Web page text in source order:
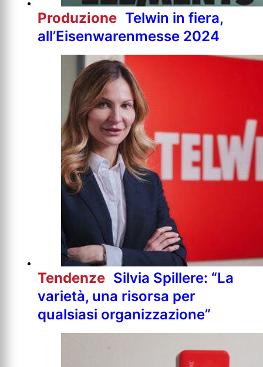
Produzione Telwin in fiera,
all’Eisenwarenmesse 2024
Tendenze Silvia Spillere: “La
varietà, una risorsa per
qualsiasi organizzazione”